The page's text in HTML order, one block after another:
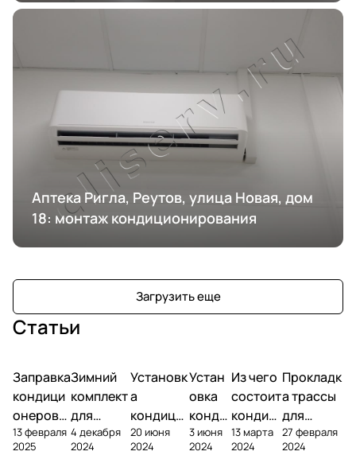
Аптека Ригла, Реутов, улица Новая, дом
18: монтаж кондиционирования
Загрузить еще
Статьи
Заправка
кондици
онеров
фреоном
13 февраля
2025
Зимний
комплект
для
кондици
онера
4 декабря
2024
Установк
а
кондици
онера на
фасаде
20 июня
2024
Устан
овка
конди
ционе
ра
3 июня
2024
Из чего
состоит
кондиц
ионер?
13 марта
2024
Прокладк
а трассы
для
кондицио
нера
27 февраля
2024